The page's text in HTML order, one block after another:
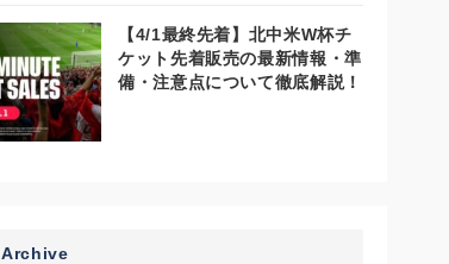
【4/1最終先着】北中米W杯チ
ケット先着販売の最新情報・準
備・注意点について徹底解説！
Archive